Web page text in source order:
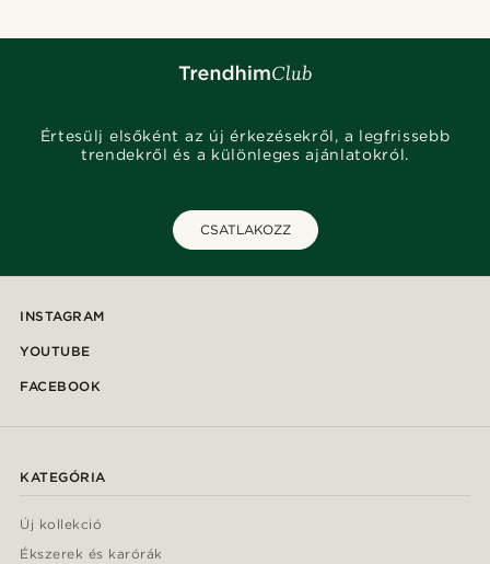
Értesülj elsőként az új érkezésekről, a legfrissebb
trendekről és a különleges ajánlatokról.
CSATLAKOZZ
INSTAGRAM
YOUTUBE
FACEBOOK
KATEGÓRIA
Új kollekció
Ékszerek és karórák